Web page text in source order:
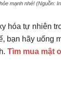
mạnh nhé! (Nguồn:
hóa tự nhiên
bạn hãy uống
Tìm mua mật